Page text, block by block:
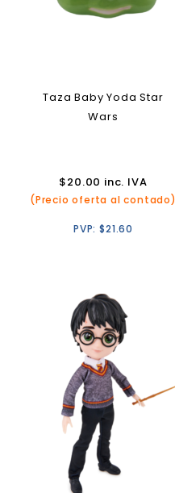
Taza Baby Yoda Star
Wars
$20.00 inc. IVA
(Precio oferta al contado)
PVP:$21.60